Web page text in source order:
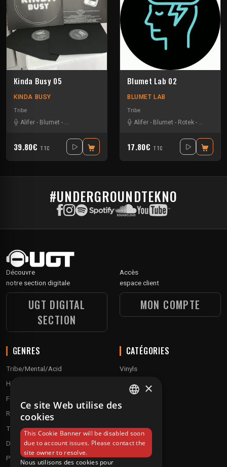
Kinda Busy 05
KINDA BUSY
Tribe
Alifer - Blumet - Bollini Verdi Uncio Smash Project-Xtech
39.80€ TTC
Blumet Lab 02
BLUMET LAB
Tribe
Alifer - Blumet - Rotek - SPKTRM
17.80€ TTC
#UNDERGROUNDTEKNO
Découvre
notre section digitale
UGT DIGITAL
SECTION
Accès
espace client
MON COMPTE
GENRES
Tribe/Mental/Acid
Hardtek / Hardfloor
Frenchcore/Hardcore
Raggatek/ Jungletek
Techno / Hard Techno / Electro
Drum'n'Bass/Raggajungle
Pre order
CATÉGORIES
Vinyls
Cd's
×
Ce site Web utilise des
cookies
This Cookie Banner will be disabled soon
due to account issues. Please contact the
site owner to resolve.
Nous utilisons des cookies pour